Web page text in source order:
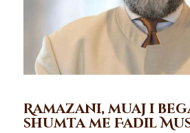
Ramazani, muaj i
shumta me Fadil